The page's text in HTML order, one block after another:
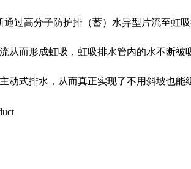
过高分子防护排（蓄）水异型片流至虹
从而形成虹吸，虹吸排水管内的水不断
动式排水，从而真正实现了不用斜坡也能